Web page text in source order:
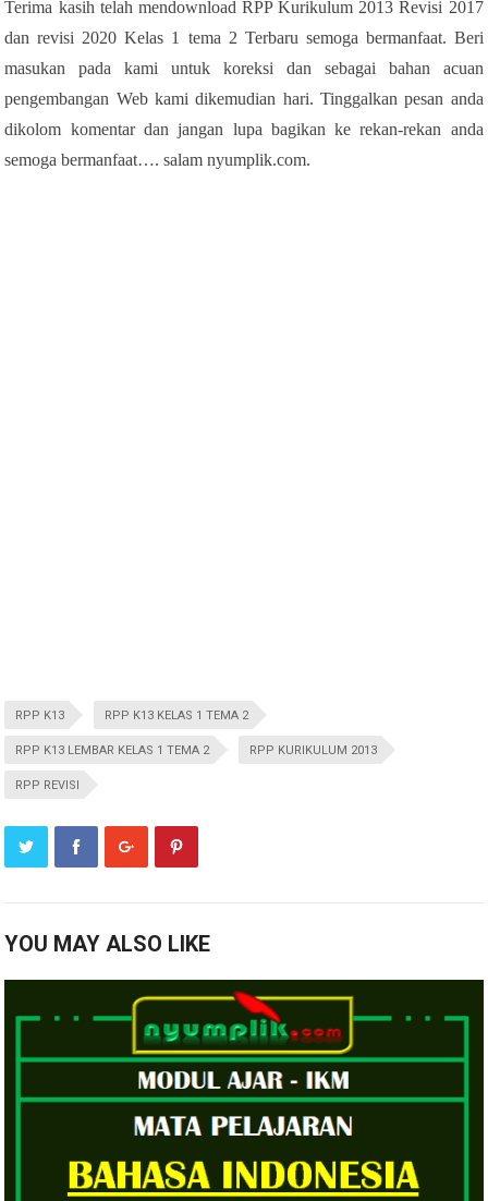
Terima kasih telah mendownload RPP Kurikulum 2013 Revisi 2017
dan revisi 2020 Kelas 1 tema 2 Terbaru semoga bermanfaat. Beri
masukan pada kami untuk koreksi dan sebagai bahan acuan
pengembangan Web kami dikemudian hari. Tinggalkan pesan anda
dikolom komentar dan jangan lupa bagikan ke rekan-rekan anda
semoga bermanfaat…. salam nyumplik.com.
RPP K13 RPP K13 KELAS 1 TEMA 2
RPP K13 LEMBAR KELAS 1 TEMA 2 RPP KURIKULUM 2013
RPP REVISI
YOU MAY ALSO LIKE